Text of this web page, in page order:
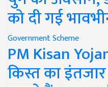
को दी गई
Government Scheme
PM Kisan
किस्त का